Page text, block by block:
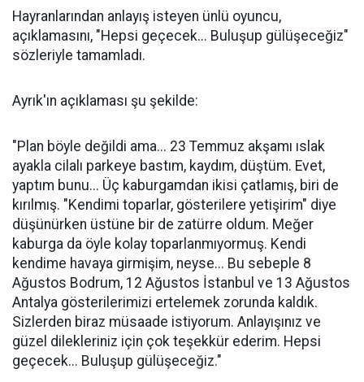
Hayranlarından anlayış isteyen ünlü oyuncu,
açıklamasını, "Hepsi geçecek... Buluşup gülüşeceğiz"
sözleriyle tamamladı.
Ayrık'ın açıklaması şu şekilde:
"Plan böyle değildi ama... 23 Temmuz akşamı ıslak
ayakla cilalı parkeye bastım, kaydım, düştüm. Evet,
yaptım bunu... Üç kaburgamdan ikisi çatlamış, biri de
kırılmış. "Kendimi toparlar, gösterilere yetişirim" diye
düşünürken üstüne bir de zatürre oldum. Meğer
kaburga da öyle kolay toparlanmıyormuş. Kendi
kendime havaya girmişim, neyse... Bu sebeple 8
Ağustos Bodrum, 12 Ağustos İstanbul ve 13 Ağustos
Antalya gösterilerimizi ertelemek zorunda kaldık.
Sizlerden biraz müsaade istiyorum. Anlayışınız ve
güzel dilekleriniz için çok teşekkür ederim. Hepsi
geçecek... Buluşup gülüşeceğiz."